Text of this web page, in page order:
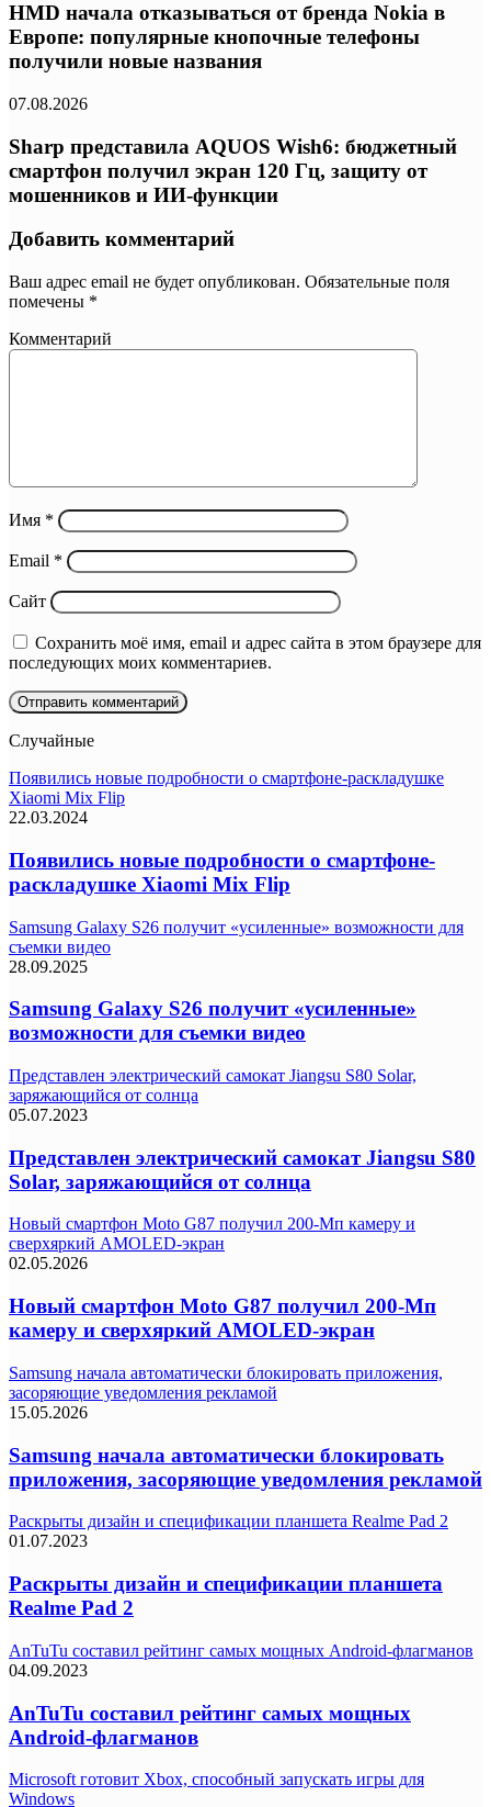
HMD начала отказываться от бренда Nokia в
Европе: популярные кнопочные телефоны
получили новые названия
07.08.2026
Sharp представила AQUOS Wish6: бюджетный
смартфон получил экран 120 Гц, защиту от
мошенников и ИИ-функции
Добавить комментарий
Ваш адрес email не будет опубликован. Обязательные поля
помечены *
Комментарий
Имя *
Email *
Сайт
Сохранить моё имя, email и адрес сайта в этом браузере для
последующих моих комментариев.
Случайные
Появились новые подробности о смартфоне-раскладушке
Xiaomi Mix Flip
22.03.2024
Появились новые подробности о смартфоне-
раскладушке Xiaomi Mix Flip
Samsung Galaxy S26 получит «усиленные» возможности для
съемки видео
28.09.2025
Samsung Galaxy S26 получит «усиленные»
возможности для съемки видео
Представлен электрический самокат Jiangsu S80 Solar,
заряжающийся от солнца
05.07.2023
Представлен электрический самокат Jiangsu S80
Solar, заряжающийся от солнца
Новый смартфон Moto G87 получил 200-Мп камеру и
сверхяркий AMOLED-экран
02.05.2026
Новый смартфон Moto G87 получил 200-Мп
камеру и сверхяркий AMOLED-экран
Samsung начала автоматически блокировать приложения,
засоряющие уведомления рекламой
15.05.2026
Samsung начала автоматически блокировать
приложения, засоряющие уведомления рекламой
Раскрыты дизайн и спецификации планшета Realme Pad 2
01.07.2023
Раскрыты дизайн и спецификации планшета
Realme Pad 2
AnTuTu составил рейтинг самых мощных Android-флагманов
04.09.2023
AnTuTu составил рейтинг самых мощных
Android-флагманов
Microsoft готовит Xbox, способный запускать игры для
Windows